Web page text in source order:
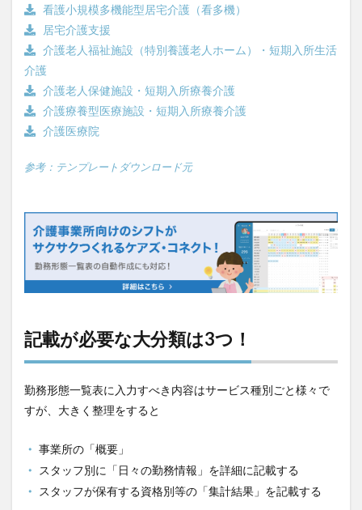
看護小規模多機能型居宅介護（看多機）
居宅介護支援
介護老人福祉施設（特別養護老人ホーム）・短期入所生活
介護
介護老人保健施設・短期入所療養介護
介護療養型医療施設・短期入所療養介護
介護医療院
参考：テンプレートダウンロード元
記載が必要な大分類は3つ！
勤務形態一覧表に入力すべき内容はサービス種別ごと様々で
すが、大きく整理をすると
事業所の「概要」
スタッフ別に「日々の勤務情報」を詳細に記載する
スタッフが保有する資格別等の「集計結果」を記載する